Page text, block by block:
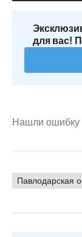
для вас!
Нашли ошибку
Павлодарская